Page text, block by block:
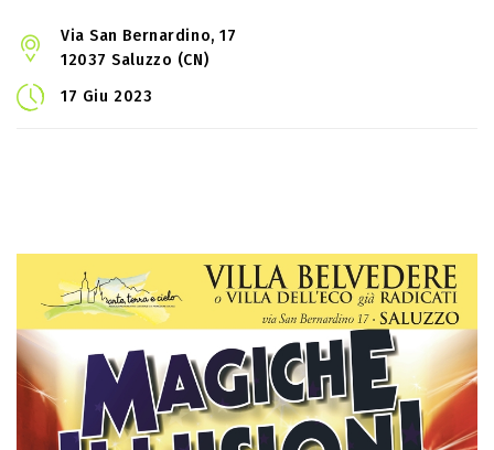
Via San Bernardino, 17
12037 Saluzzo (CN)
17 Giu 2023